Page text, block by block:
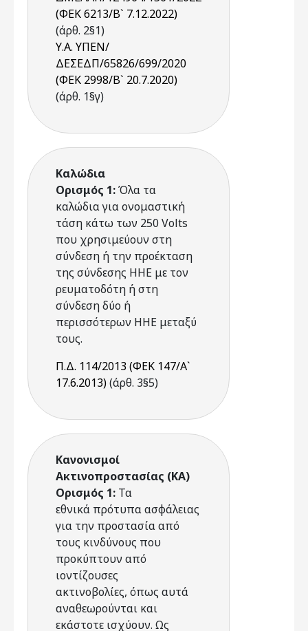
(ΦΕΚ 6213/Β` 7.12.2022)
(άρθ. 2§1)
Υ.Α. ΥΠΕΝ/
ΔΕΣΕΔΠ/65826/699/2020
(ΦΕΚ 2998/Β` 20.7.2020)
(άρθ. 1§γ)
Καλώδια
Ορισμός 1:Όλα τα
καλώδια για ονομαστική
τάση κάτω των 250 Volts
που χρησιμεύουν στη
σύνδεση ή την προέκταση
της σύνδεσης ΗΗΕ με τον
ρευματοδότη ή στη
σύνδεση δύο ή
περισσότερων ΗΗΕ μεταξύ
τους.
Π.Δ. 114/2013 (ΦΕΚ 147/Α`
17.6.2013)(άρθ. 3§5)
Κανονισμοί
Ακτινοπροστασίας (ΚΑ)
Ορισμός 1: Τα
εθνικά πρότυπα ασφάλειας
για την προστασία από
τους κινδύνους που
προκύπτουν από
ιοντίζουσες
ακτινοβολίες, όπως αυτά
αναθεωρούνται και
εκάστοτε ισχύουν. Ως